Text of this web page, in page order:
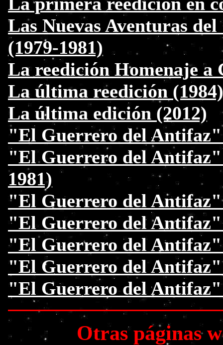
Las Nuevas Aventuras
(1979-1981)
La reedición Homenaje a
La última reedición (1984)
La última edición (2012)
"El Guerrero del Antifaz"
"El Guerrero del Antifaz"
1981)
"El Guerrero del
"El Guerrero del
"El Guerrero del Antifaz"
"El Guerrero del
"El Guerrero del Antifaz"
Otras páginas